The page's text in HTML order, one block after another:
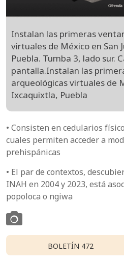
Instalan las primeras
virtuales de México en San
Puebla. Tumba 3, lado sur.
pantalla.Instalan las
arqueológicas virtuales de
Ixcaquixtla, Puebla
• Consisten en cedularios
cuales permiten acceder a
prehispánicas
• El par de contextos,
INAH en 2004 y 2023, está
popoloca o ngiwa
BOLETÍN 472